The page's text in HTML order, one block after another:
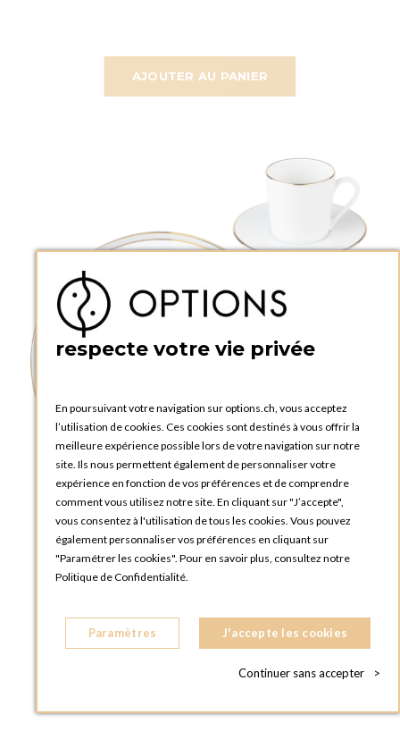
AJOUTER AU PANIER
AJOUTER AU PANIER
Assiettes Plane Filet Or
respecte votre vie privée
En poursuivant votre navigation sur options.ch, vous acceptez
l’utilisation de cookies. Ces cookies sont destinés à vous offrir la
meilleure expérience possible lors de votre navigation sur notre
site. Ils nous permettent également de personnaliser votre
expérience en fonction de vos préférences et de comprendre
comment vous utilisez notre site. En cliquant sur "J’accepte",
vous consentez à l'utilisation de tous les cookies. Vous pouvez
également personnaliser vos préférences en cliquant sur
"Paramétrer les cookies". Pour en savoir plus, consultez notre
Politique de Confidentialité.
Paramètres J'accepte les cookies
Continuer sans accepter >